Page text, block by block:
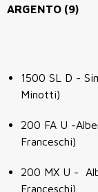
ARGENTO (9)
1500 SL D -
Minotti)
200 FA U -
Franceschi)
200 MX U -
Franceschi)